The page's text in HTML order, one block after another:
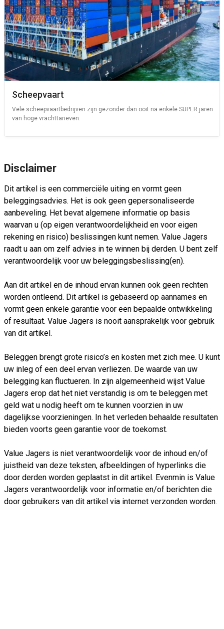
Scheepvaart
Vele scheepvaartbedrijven zijn gezonder dan ooit na enkele SUPER jaren
van hoge vrachttarieven.
Disclaimer
Dit artikel is een commerciële uiting en vormt geen
beleggingsadvies. Het is ook geen gepersonaliseerde
aanbeveling. Het bevat algemene informatie op basis
waarvan u (op eigen verantwoordelijkheid en voor eigen
rekening en risico) beslissingen kunt nemen. Value Jagers
raadt u aan om zelf advies in te winnen bij derden. U bent zelf
verantwoordelijk voor uw beleggingsbeslissing(en).
Aan dit artikel en de inhoud ervan kunnen ook geen rechten
worden ontleend. Dit artikel is gebaseerd op aannames en
vormt geen enkele garantie voor een bepaalde ontwikkeling
of resultaat. Value Jagers is nooit aansprakelijk voor gebruik
van dit artikel.
Beleggen brengt grote risico’s en kosten met zich mee. U kunt
uw inleg of een deel ervan verliezen. De waarde van uw
belegging kan fluctueren. In zijn algemeenheid wijst Value
Jagers erop dat het niet verstandig is om te beleggen met
geld wat u nodig heeft om te kunnen voorzien in uw
dagelijkse voorzieningen. In het verleden behaalde resultaten
bieden voorts geen garantie voor de toekomst.
Value Jagers is niet verantwoordelijk voor de inhoud en/of
juistheid van deze teksten, afbeeldingen of hyperlinks die
door derden worden geplaatst in dit artikel. Evenmin is Value
Jagers verantwoordelijk voor informatie en/of berichten die
door gebruikers van dit artikel via internet verzonden worden.